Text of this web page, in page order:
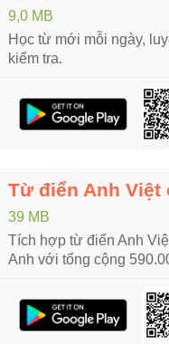
9,0 MB
Học từ mới mỗi ngày,
kiểm tra.
Từ điển Anh Việt
39 MB
Tích hợp từ điển Anh
Anh với tổng cộng